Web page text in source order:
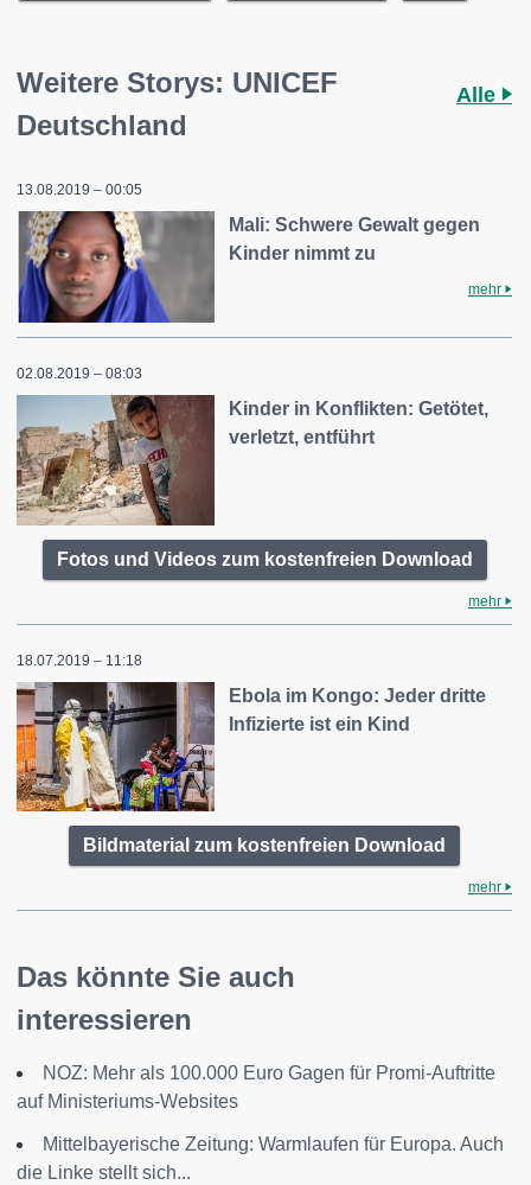
Weitere Storys: UNICEF
Deutschland
Alle
13.08.2019 – 00:05
Mali: Schwere Gewalt gegen
Kinder nimmt zu
mehr
02.08.2019 – 08:03
Kinder in Konflikten: Getötet,
verletzt, entführt
Fotos und Videos zum kostenfreien Download
mehr
18.07.2019 – 11:18
Ebola im Kongo: Jeder dritte
Infizierte ist ein Kind
Bildmaterial zum kostenfreien Download
mehr
Das könnte Sie auch
interessieren
NOZ: Mehr als 100.000 Euro Gagen für Promi-Auftritte
auf Ministeriums-Websites
Mittelbayerische Zeitung: Warmlaufen für Europa. Auch
die Linke stellt sich...